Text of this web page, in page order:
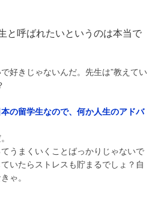
と呼ばれたいというのは本当で
好きじゃないんだ。先生は”教えてい
の留学生なので、何か人生のアドバ
うまくいくことばっかりじゃないで
いたらストレスも貯まるでしょ？自
ゃ。